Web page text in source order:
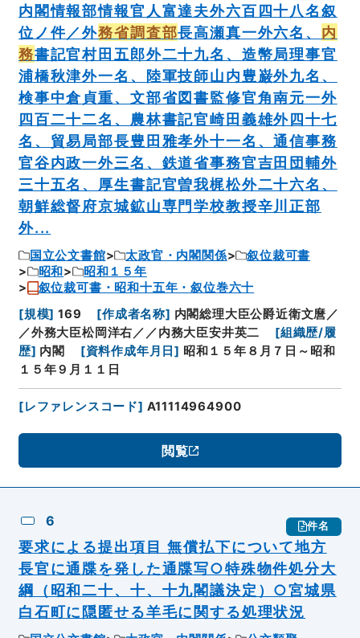
内閣情報部情報官人富達夫外六百四十八名叙
位ノ件／外務省調査部長高瀬真一外六名、 内
務書記官村田五郎外二十九名、造幣局理事官
浦橋秋津外一名、陸軍技師山内豊巌外九名、
検事中倉貞重、文部省図書監修官角南元一外
四百二十二名、農林書記官崎田義雄外四十七
名、貿易局部長豊田雅孝外十一名、通信事務
官谷内政一外三名、鉄道省事務官吉田団輔外
三十五名、厚生書記官曽我梶松外二十六名、
朝鮮総督府京城鉱山専門学校教授辛川正部
外...
国立公文書館 太政官・内閣関係
叙位裁可書
昭和
昭和１５年
叙位裁可書・昭和十五年・叙位巻六十
[規模] 169 [作成者名称] 内閣総理大臣公爵近衛文麿／
／外務大臣松岡洋右／／内務大臣安井英二
[組織歴/履
歴] 内閣 [資料作成年月日] 昭和１５年８月７日～昭和
１５年９月１１日
[レファレンスコード] A11114964900
閲覧
6 件名
要求による提出項目 無償払下について地方
長官に通牒を発した通牒写○特殊物件処分大
綱（昭和二十、十、十九閣議決定）○宮城県
白石町に隠匿せる羊毛に関する処理状況